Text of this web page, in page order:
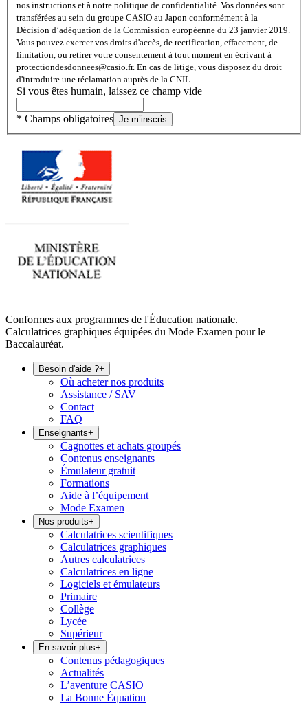
nos instructions et à notre politique de confidentialité. Vos données sont
transférées au sein du groupe CASIO au Japon conformément à la
Décision d’adéquation de la Commission européenne du 23 janvier 2019.
Vous pouvez exercer vos droits d'accès, de rectification, effacement, de
limitation, ou retirer votre consentement à tout moment en écrivant à
protectiondesdonnees@casio.fr. En cas de litige, vous disposez du droit
d'introduire une réclamation auprès de la CNIL.
Si vous êtes humain, laissez ce champ vide
* Champs obligatoires Je m’inscris
Conformes aux programmes de l'Éducation nationale.
Calculatrices graphiques équipées du Mode Examen pour le
Baccalauréat.
Besoin d'aide ?+
Où acheter nos produits
Assistance / SAV
Contact
FAQ
Enseignants+
Cagnottes et achats groupés
Contenus enseignants
Émulateur gratuit
Formations
Aide à l’équipement
Mode Examen
Nos produits+
Calculatrices scientifiques
Calculatrices graphiques
Autres calculatrices
Calculatrices en ligne
Logiciels et émulateurs
Primaire
Collège
Lycée
Supérieur
En savoir plus+
Contenus pédagogiques
Actualités
L’aventure CASIO
La Bonne Équation